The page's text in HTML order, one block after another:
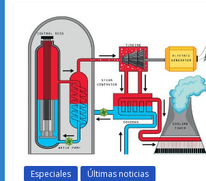
Especiales Últimas noticias